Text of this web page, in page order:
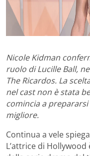
Nicole Kidman
ruolo di Lucille Ball,
The Ricardos. La
nel cast non è stata
comincia a
migliore.
Continua a vele
L’attrice di